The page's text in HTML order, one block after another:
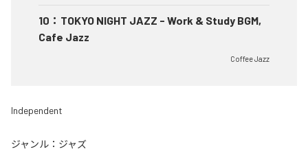
10 ： TOKYO NIGHT JAZZ - Work & Study BGM,
Cafe Jazz
Coffee Jazz
Independent
ジャンル： ジャズ